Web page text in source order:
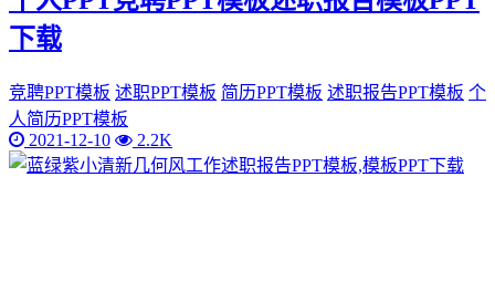
下载
竞聘PPT模板 述职PPT模板 简历PPT模板 述职报告PPT模板 个
人简历PPT模板
2021-12-10
2.2K